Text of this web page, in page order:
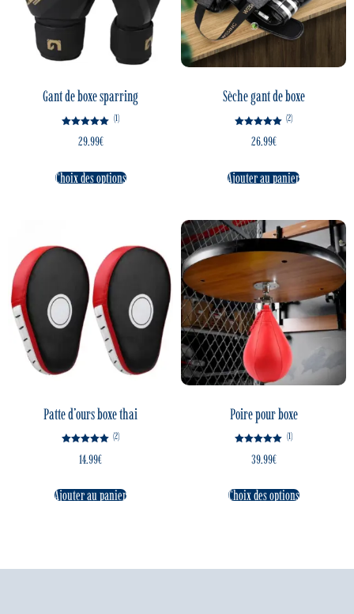
Gant de boxe sparring
5.00
(1)
29.99€
Choix des options
Sèche gant de boxe
5.00
(2)
26.99€
Ajouter au panier
Patte d’ours boxe thai
5.00
(2)
14.99€
Ajouter au panier
Poire pour boxe
5.00
(1)
39.99€
Choix des options